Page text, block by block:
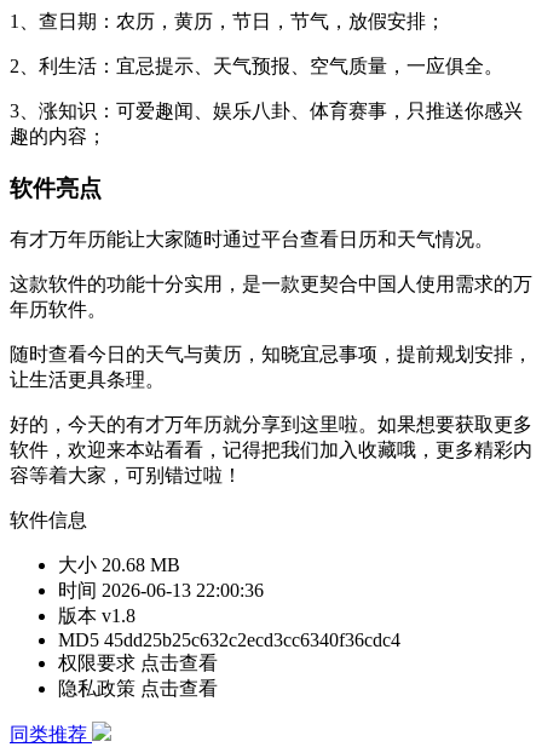
1、查日期：农历，黄历，节日，节气，放假安排；
2、利生活：宜忌提示、天气预报、空气质量，一应俱全。
3、涨知识：可爱趣闻、娱乐八卦、体育赛事，只推送你感兴
趣的内容；
软件亮点
有才万年历能让大家随时通过平台查看日历和天气情况。
这款软件的功能十分实用，是一款更契合中国人使用需求的万
年历软件。
随时查看今日的天气与黄历，知晓宜忌事项，提前规划安排，
让生活更具条理。
好的，今天的有才万年历就分享到这里啦。如果想要获取更多
软件，欢迎来本站看看，记得把我们加入收藏哦，更多精彩内
容等着大家，可别错过啦！
软件信息
大小 20.68 MB
时间 2026-06-13 22:00:36
版本 v1.8
MD5 45dd25b25c632c2ecd3cc6340f36cdc4
权限要求 点击查看
隐私政策 点击查看
同类推荐